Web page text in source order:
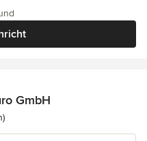
GmbH
5 Sternen